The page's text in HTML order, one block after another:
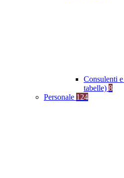
Consulenti
tabelle) 8
Personale 124